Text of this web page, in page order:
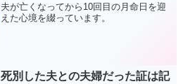
夫が亡くなってから10回目の月命日を迎
えた心境を綴っています。
死別した夫との夫婦だった証は記